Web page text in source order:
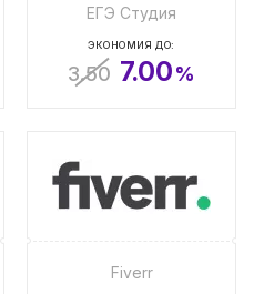
ЕГЭ Студия
ЭКОНОМИЯ ДО:
3.50 7.00%
Fiverr